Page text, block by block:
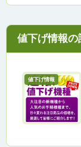
値下げ情報